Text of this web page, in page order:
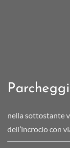
Parcheggi
nella sottostante
dell’incrocio con